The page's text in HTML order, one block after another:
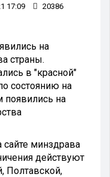
17:09 20386
на
страны.
в "красной"
состоянию на
появились на
минздрава
действуют
Полтавской,